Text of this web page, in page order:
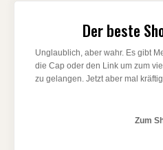
Der beste
Unglaublich, aber wahr. Es gibt
die Cap oder den Link um zum
zu gelangen. Jetzt aber mal
Zum